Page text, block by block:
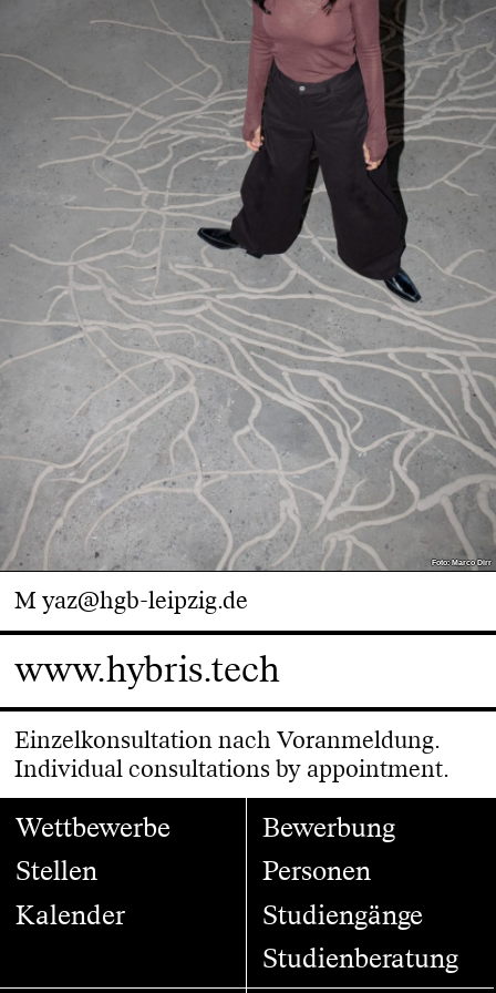
Foto: Marco Dirr
Foto: Marco Dirr
Myaz@hgb-leipzig.de
www.hybris.tech
Einzelkonsultation nach Voranmeldung.
Individual consultations by appointment.
Wettbewerbe
Stellen
Kalender
Bewerbung
Personen
Studiengänge
Studienberatung